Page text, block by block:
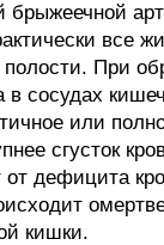
брыжеечной
все
При
в сосудах
или
сгусток
от дефицита
кишки.